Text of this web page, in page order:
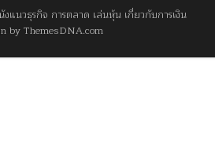
นวธุรกิจ การตลาด เล่นหุ้น เกี่ยวกับการเงิน
by ThemesDNA.com